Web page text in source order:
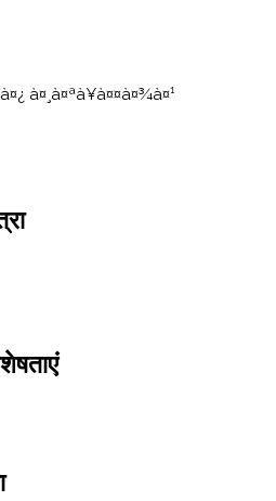
à¤¸à¤ªà¥à¤¤à¤¾à¤¹